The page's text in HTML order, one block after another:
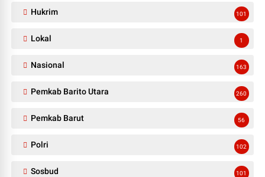
Hukrim 101
Lokal 1
Nasional 163
Pemkab Barito Utara 260
Pemkab Barut 56
Polri 102
Sosbud 101